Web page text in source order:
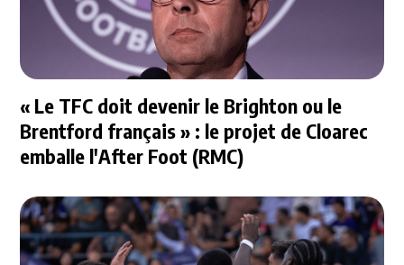
« Le TFC doit devenir le Brighton ou le
Brentford français » : le projet de Cloarec
emballe l'After Foot (RMC)